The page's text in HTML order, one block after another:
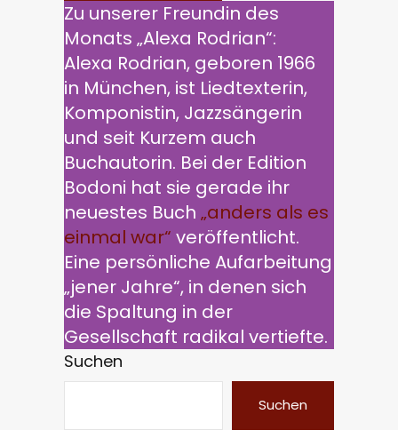
Zu unserer Freundin des
Monats „Alexa Rodrian“:
Alexa Rodrian, geboren 1966
in München, ist Liedtexterin,
Komponistin, Jazzsängerin
und seit Kurzem auch
Buchautorin. Bei der Edition
Bodoni hat sie gerade ihr
neuestes Buch„anders als es
einmal war“veröffentlicht.
Eine persönliche Aufarbeitung
„jener Jahre“, in denen sich
die Spaltung in der
Gesellschaft radikal vertiefte.
Suchen
Suchen